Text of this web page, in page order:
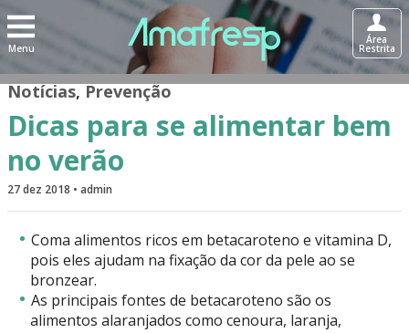
Menu
Área
Restrita
Notícias,Prevenção
Dicas para se alimentar bem
no verão
27 dez 2018 • admin
Coma alimentos ricos em betacaroteno e vitamina D,
pois eles ajudam na fixação da cor da pele ao se
bronzear.
As principais fontes de betacaroteno são os
alimentos alaranjados como cenoura, laranja,